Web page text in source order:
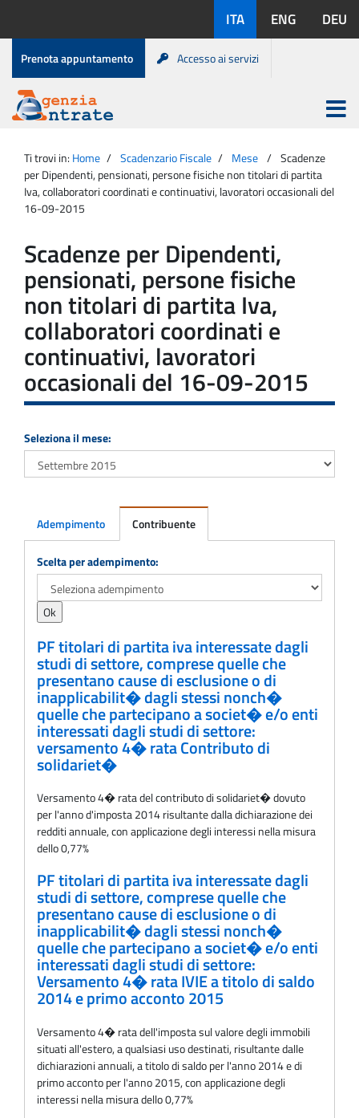
contenuto
disponibili:
ITA ENG DEU
Menu
di
servizio
Prenota appuntamento Accesso ai servizi
Agenzia
Entrate
Apri
menu
principale
Ti trovi in: Home Scadenzario Fiscale Mese
Scadenze
per Dipendenti, pensionati, persone fisiche non titolari di partita
Iva, collaboratori coordinati e continuativi, lavoratori occasionali del
16-09-2015
Scadenze per Dipendenti,
pensionati, persone fisiche
non titolari di partita Iva,
collaboratori coordinati e
continuativi, lavoratori
occasionali del 16-09-2015
Seleziona il mese:
Adempimento Contribuente
Adempimento
Scelta per adempimento:
PF titolari di partita iva interessate dagli
studi di settore, comprese quelle che
presentano cause di esclusione o di
inapplicabilit� dagli stessi nonch�
quelle che partecipano a societ� e/o enti
interessati dagli studi di settore:
versamento 4� rata Contributo di
solidariet�
Versamento 4� rata del contributo di solidariet� dovuto
per l'anno d'imposta 2014 risultante dalla dichiarazione dei
redditi annuale, con applicazione degli interessi nella misura
dello 0,77%
PF titolari di partita iva interessate dagli
studi di settore, comprese quelle che
presentano cause di esclusione o di
inapplicabilit� dagli stessi nonch�
quelle che partecipano a societ� e/o enti
interessati dagli studi di settore:
Versamento 4� rata IVIE a titolo di saldo
2014 e primo acconto 2015
Versamento 4� rata dell'imposta sul valore degli immobili
situati all'estero, a qualsiasi uso destinati, risultante dalle
dichiarazioni annuali, a titolo di saldo per l'anno 2014 e di
primo acconto per l'anno 2015, con applicazione degli
interessi nella misura dello 0,77%